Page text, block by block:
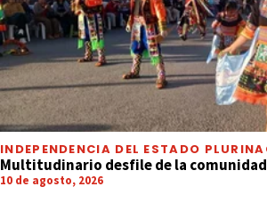
INDEPENDENCIA DEL ESTADO
BOLIVIA
Multitudinario desfile de la
10 de agosto, 2026